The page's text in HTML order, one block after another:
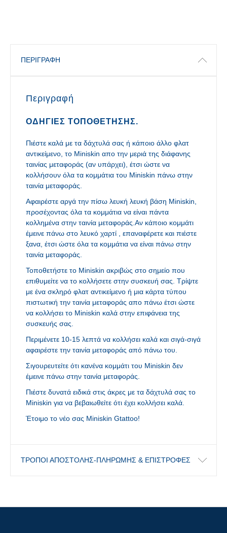
ΠΕΡΙΓΡΑΦΉ
Περιγραφή
ΟΔΗΓΊΕΣ ΤΟΠΟΘΈΤΗΣΗΣ.
Πιέστε καλά με τα δάχτυλά σας ή κάποιο άλλο φλατ
αντικείμενο, το Miniskin απο την μεριά της διάφανης
ταινίας μεταφοράς (αν υπάρχει), έτσι ώστε να
κολλήσουν όλα τα κομμάτια του Miniskin πάνω στην
ταινία μεταφοράς.
Αφαιρέστε αργά την πίσω λευκή λευκή βάση Miniskin,
προσέχοντας όλα τα κομμάτια να είναι πάντα
κολλημένα στην ταινία μεταφοράς.Αν κάποιο κομμάτι
έμεινε πάνω στο λευκό χαρτί , επαναφέρετε και πιέστε
ξανα, έτσι ώστε όλα τα κομμάτια να είναι πάνω στην
ταινία μεταφοράς.
Τοποθετήστε το Miniskin ακριβώς στο σημείο που
επιθυμείτε να το κολλήσετε στην συσκευή σας. Τρίψτε
με ένα σκληρό φλατ αντικείμενο ή μια κάρτα τύπου
πιστωτική την ταινία μεταφοράς απο πάνω έτσι ώστε
να κολλήσει το Miniskin καλά στην επιφάνεια της
συσκευής σας.
Περιμένετε 10-15 λεπτά να κολλήσει καλά και σιγά-σιγά
αφαιρέστε την ταινία μεταφοράς από πάνω του.
Σιγουρευτείτε ότι κανένα κομμάτι του Miniskin δεν
έμεινε πάνω στην ταινία μεταφοράς.
Πιέστε δυνατά ειδικά στις άκρες με τα δάχτυλά σας το
Miniskin για να βεβαιωθείτε ότι έχει κολλήσει καλά.
Έτοιμο το νέο σας Miniskin Gtattoo!
ΤΡΟΠΟΙ ΑΠΟΣΤΟΛΗΣ-ΠΛΗΡΩΜΗΣ & ΕΠΙΣΤΡΟΦΕΣ